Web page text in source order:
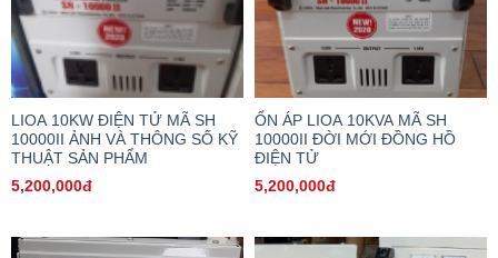
LIOA 10KW ĐIỆN TỬ MÃ SH
10000II ẢNH VÀ THÔNG SỐ KỸ
THUẬT SẢN PHẨM
5,200,000đ
ỔN ÁP LIOA 10KVA MÃ SH
10000II ĐỜI MỚI ĐỒNG HỒ
ĐIỆN TỬ
5,200,000đ